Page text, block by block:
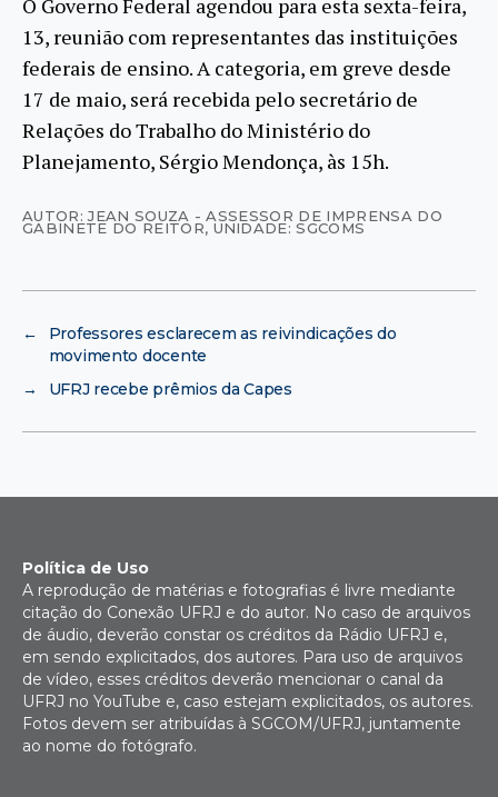
O Governo Federal agendou para esta sexta-feira,
13, reunião com representantes das instituições
federais de ensino. A categoria, em greve desde
17 de maio, será recebida pelo secretário de
Relações do Trabalho do Ministério do
Planejamento, Sérgio Mendonça, às 15h.
AUTOR: JEAN SOUZA - ASSESSOR DE IMPRENSA DO
GABINETE DO REITOR, UNIDADE: SGCOMS
←
Professores esclarecem as reivindicações do
movimento docente
→
UFRJ recebe prêmios da Capes
Política de Uso
A reprodução de matérias e fotografias é livre mediante
citação do Conexão UFRJ e do autor. No caso de arquivos
de áudio, deverão constar os créditos da Rádio UFRJ e,
em sendo explicitados, dos autores. Para uso de arquivos
de vídeo, esses créditos deverão mencionar o canal da
UFRJ no YouTube e, caso estejam explicitados, os autores.
Fotos devem ser atribuídas à SGCOM/UFRJ, juntamente
ao nome do fotógrafo.